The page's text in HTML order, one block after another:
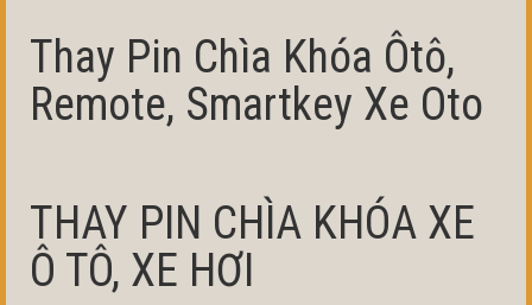
Thay Pin Chìa Khóa Ôtô,
Remote, Smartkey Xe Oto
THAY PIN CHÌA KHÓA XE
Ô TÔ, XE HƠI